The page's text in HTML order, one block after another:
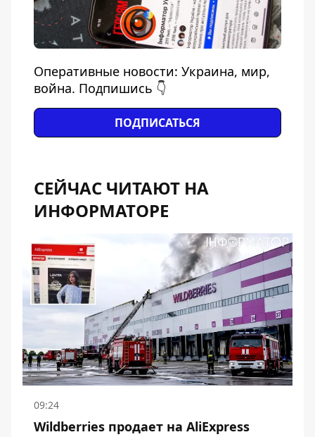
Оперативные новости: Украина, мир,
война. Подпишись 👇
ПОДПИСАТЬСЯ
СЕЙЧАС ЧИТАЮТ НА
ИНФОРМАТОРЕ
09:24
Wildberries продает на AliExpress